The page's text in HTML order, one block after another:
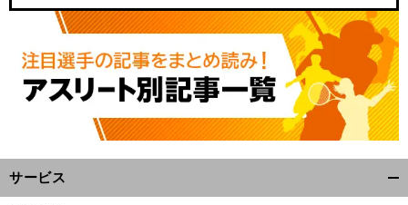
サービス